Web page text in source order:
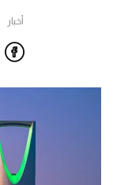
أخبار